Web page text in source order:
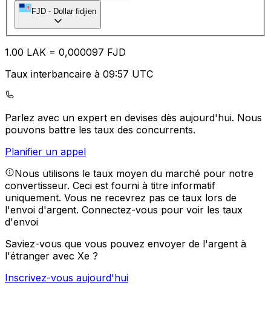
FJD - Dollar fidjien
1.00 LAK = 0,000097 FJD
Taux interbancaire à 09:57 UTC
Parlez avec un expert en devises dès aujourd'hui. Nous
pouvons battre les taux des concurrents.
Planifier un appel
Nous utilisons le taux moyen du marché pour notre
convertisseur. Ceci est fourni à titre informatif
uniquement. Vous ne recevrez pas ce taux lors de
l'envoi d'argent. Connectez-vous pour voir les taux
d'envoi
Saviez-vous que vous pouvez envoyer de l'argent à
l'étranger avec Xe ?
Inscrivez-vous aujourd'hui